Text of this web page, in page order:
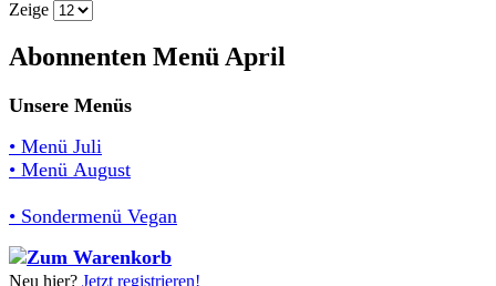
Zeige
Abonnenten Menü April
Unsere Menüs
• Menü Juli
• Menü August
• Sondermenü Vegan
Neu hier? Jetzt registrieren!